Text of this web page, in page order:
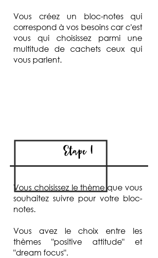
Vous créez un bloc-notes qui
correspond à vos besoins car c'est
vous qui choisissez parmi une
multitude de cachets ceux qui
vous parlent.
Vous choisissez le thème que vous
souhaitez suivre pour votre bloc-
notes.
Vous avez le choix entre les
thèmes "positive attitude" et
"dream focus".
Etape 1